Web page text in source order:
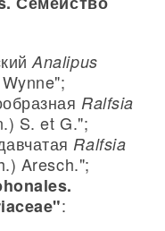
Analipus
Ralfsia
S. et G.";
Ralfsia
Aresch.";
: